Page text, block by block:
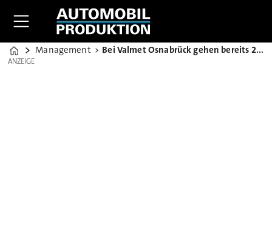
Home
Management Bei Valmet Osnabrück gehen bereits 2016 Lichter aus
ANZEIGE
ANZEIGE